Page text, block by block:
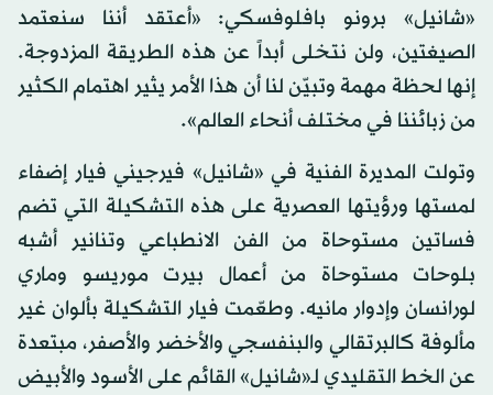
«شانيل» برونو بافلوفسكي: «أعتقد أننا سنعتمد
الصيغتين، ولن نتخلى أبداً عن هذه الطريقة المزدوجة.
إنها لحظة مهمة وتبيّن لنا أن هذا الأمر يثير اهتمام الكثير
من زبائننا في مختلف أنحاء العالم».
وتولت المديرة الفنية في «شانيل» فيرجيني فيار إضفاء
لمستها ورؤيتها العصرية على هذه التشكيلة التي تضم
فساتين مستوحاة من الفن الانطباعي وتنانير أشبه
بلوحات مستوحاة من أعمال بيرت موريسو وماري
لورانسان وإدوار مانيه. وطعّمت فيار التشكيلة بألوان غير
مألوفة كالبرتقالي والبنفسجي والأخضر والأصفر، مبتعدة
عن الخط التقليدي لـ«شانيل» القائم على الأسود والأبيض